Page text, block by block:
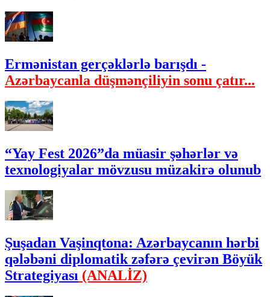
Ermənistan gerçəklərlə barışdı -
Azərbaycanla düşmənçiliyin sonu çatır...
“Yay Fest 2026”da müasir şəhərlər və
texnologiyalar mövzusu müzakirə olunub
Şuşadan Vaşinqtona: Azərbaycanın hərbi
qələbəni diplomatik zəfərə çevirən Böyük
Strategiyası (ANALİZ)